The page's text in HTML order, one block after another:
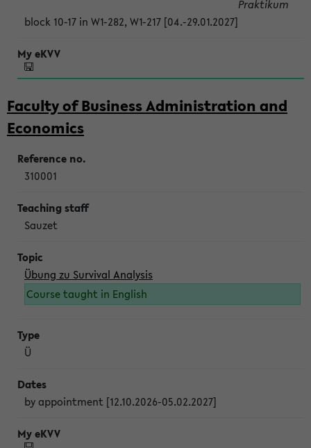
block 10-17 in W1-282, W1-217 [04.-29.01.2027]
Praktikum
Faculty of Business Administration and
Economics
310001
Sauzet
Übung zu Survival Analysis
Course taught in English
Ü
by appointment [12.10.2026-05.02.2027]